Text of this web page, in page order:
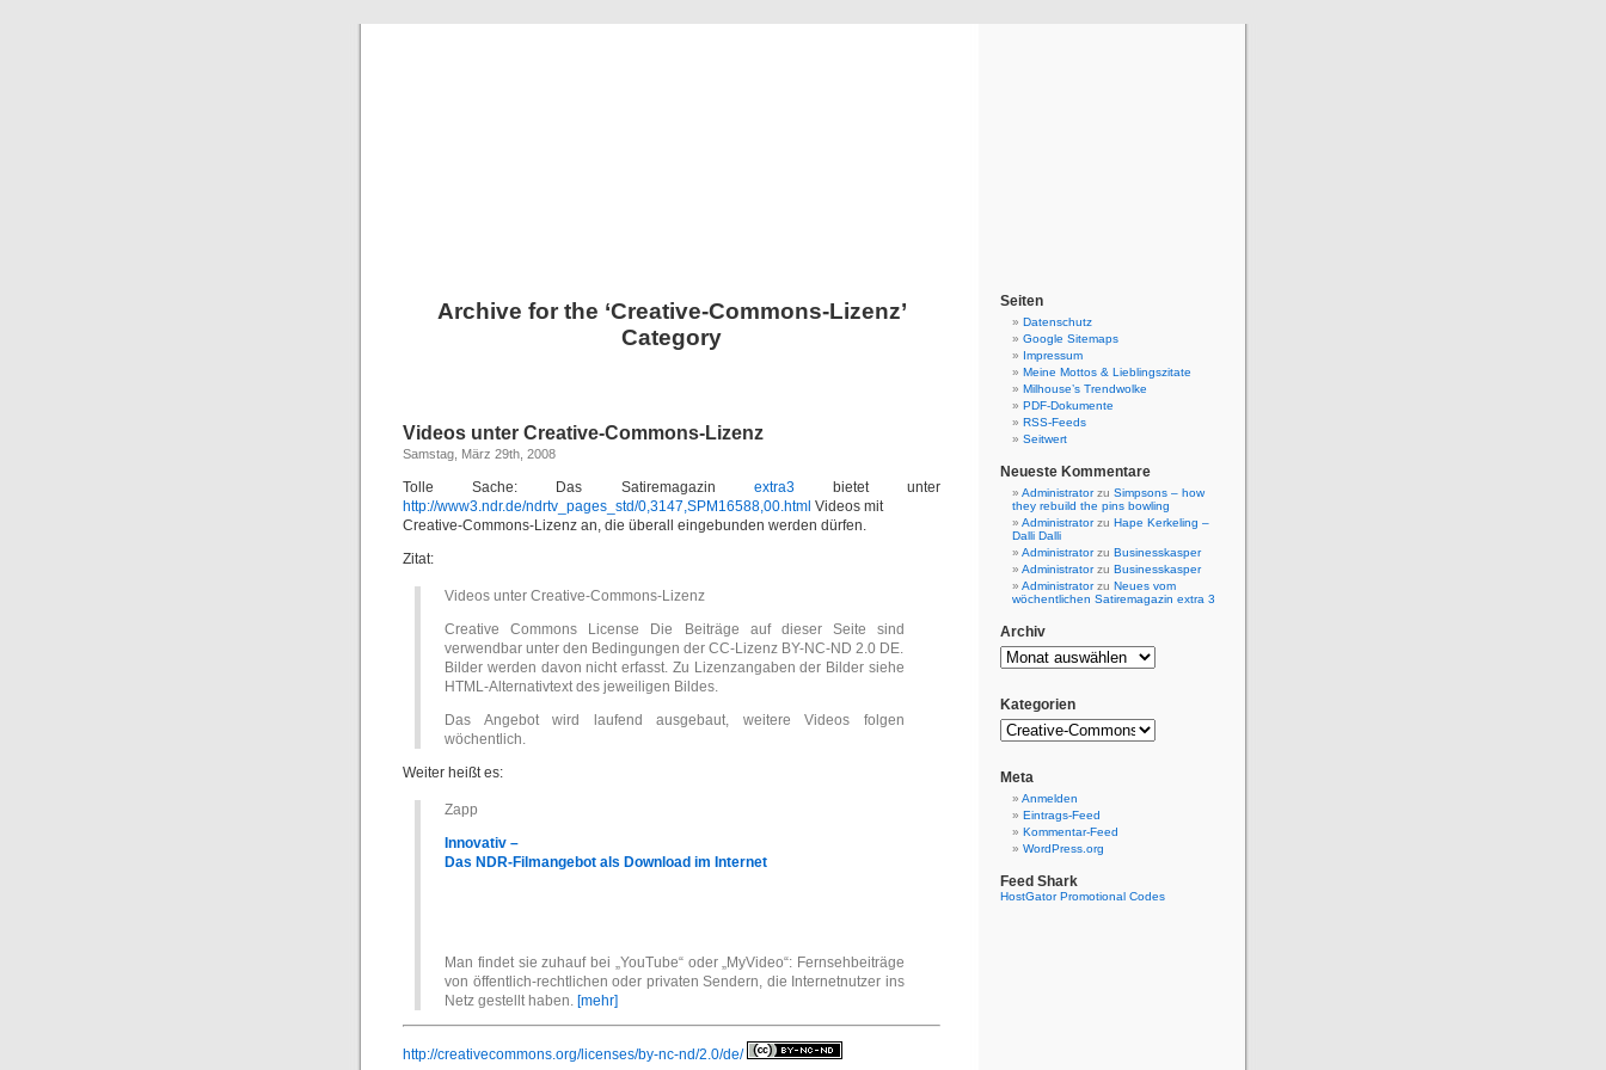
Archive for the ‘Creative-Commons-Lizenz’
Category
Videos unter Creative-Commons-Lizenz
Samstag, März 29th, 2008
Tolle Sache: Das Satiremagazin extra3bietet unter
http://www3.ndr.de/ndrtv_pages_std/0,3147,SPM16588,00.html Videos mit
Creative-Commons-Lizenz an, die überall eingebunden werden dürfen.
Zitat:
Videos unter Creative-Commons-Lizenz
Creative Commons License Die Beiträge auf dieser Seite sind
verwendbar unter den Bedingungen der CC-Lizenz BY-NC-ND 2.0 DE.
Bilder werden davon nicht erfasst. Zu Lizenzangaben der Bilder siehe
HTML-Alternativtext des jeweiligen Bildes.
Das Angebot wird laufend ausgebaut, weitere Videos folgen
wöchentlich.
Weiter heißt es:
Zapp
Innovativ –
Das NDR-Filmangebot als Download im Internet
Man findet sie zuhauf bei „YouTube“ oder „MyVideo“: Fernsehbeiträge
von öffentlich-rechtlichen oder privaten Sendern, die Internetnutzer ins
Netz gestellt haben. [mehr]
http://creativecommons.org/licenses/by-nc-nd/2.0/de/
Seiten
Datenschutz
Google Sitemaps
Impressum
Meine Mottos & Lieblingszitate
Milhouse’s Trendwolke
PDF-Dokumente
RSS-Feeds
Seitwert
Neueste Kommentare
Administratorzu Simpsons – how
they rebuild the pins bowling
Administratorzu Hape Kerkeling –
Dalli Dalli
Administratorzu Businesskasper
Administratorzu Businesskasper
Administratorzu Neues vom
wöchentlichen Satiremagazin extra 3
Archiv
Kategorien
Meta
Anmelden
Eintrags-Feed
Kommentar-Feed
WordPress.org
Feed Shark
HostGator Promotional Codes